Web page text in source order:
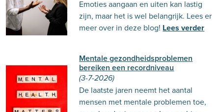
Emoties aangaan en uiten kan lastig
zijn, maar het is wel belangrijk. Lees er
meer over in deze blog! Lees verder
Mentale gezondheidsproblemen
bereiken een recordniveau
(3-7-2026)
De laatste jaren neemt het aantal
mensen met mentale problemen toe,